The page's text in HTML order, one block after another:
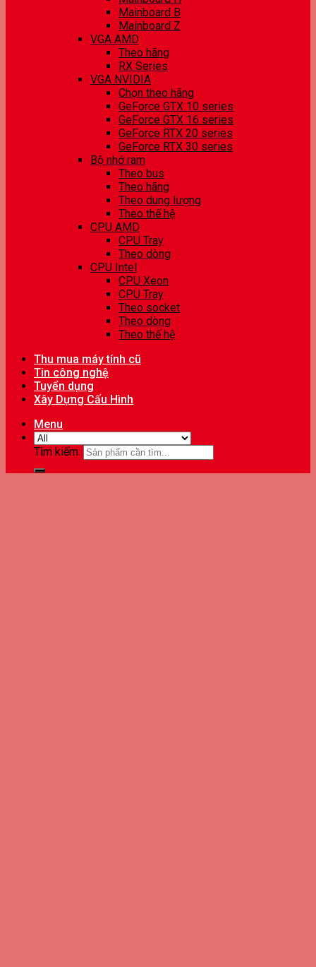
Mainboard B
Mainboard Z
VGA AMD
Theo hãng
RX Series
VGA NVIDIA
Chọn theo hãng
GeForce GTX 10 series
GeForce GTX 16 series
GeForce RTX 20 series
GeForce RTX 30 series
Bộ nhớ ram
Theo bus
Theo hãng
Theo dung lượng
Theo thế hệ
CPU AMD
CPU Tray
Theo dòng
CPU Intel
CPU Xeon
CPU Tray
Theo socket
Theo dòng
Theo thế hệ
Thu mua máy tính cũ
Tin công nghệ
Tuyển dụng
Xây Dựng Cấu Hình
Menu
Tìm kiếm: